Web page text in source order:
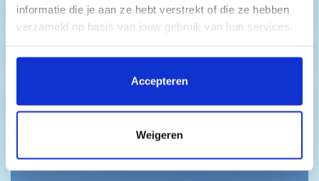
informatie die je aan ze hebt verstrekt of die ze hebben
verzameld op basis van jouw gebruik van hun services.
Door op 'Accepteren' te klikken, stem je in met het
plaatsen van alle cookies. Klik op 'Details' voor een
cookies je wilt toestaan. Je kunt je voorkeuren op elk
moment wijzigen of je toestemming intrekken.
Accepteren
Weigeren
Skihuur
Snowboardhuur
Ski- & snowboardles